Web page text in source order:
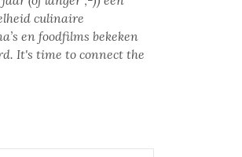
culinaire
en foodfilms bekeken
It's time to connect the